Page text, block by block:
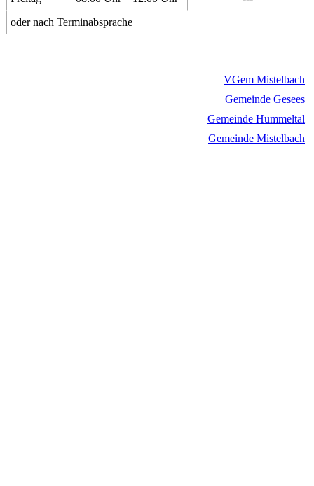
oder nach Terminabsprache
VGem Mistelbach
Gemeinde Gesees
Gemeinde Hummeltal
Gemeinde Mistelbach